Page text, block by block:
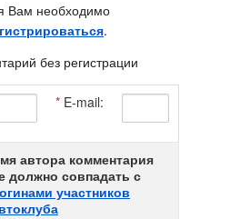
Вам необходимо
.
без регистрации
* E-mail:
автора комментария
должно совпадать с
участников